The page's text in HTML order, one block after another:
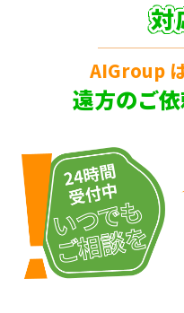
対
AIGroup
遠方のご依